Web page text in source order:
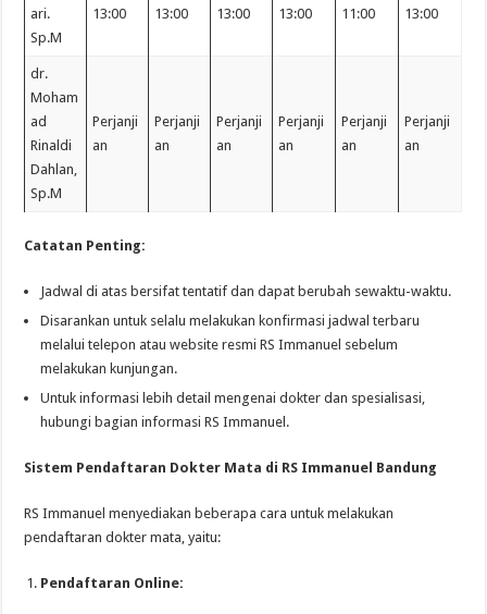
ari.
Sp.M
13:00
13:00
13:00
13:00
11:00
13:00
dr.
Moham
ad
Rinaldi
Dahlan,
Sp.M
Perjanji
an
Perjanji
an
Perjanji
an
Perjanji
an
Perjanji
an
Perjanji
an
Catatan Penting:
Jadwal di atas bersifat tentatif dan dapat berubah sewaktu-waktu.
Disarankan untuk selalu melakukan konfirmasi jadwal terbaru
melalui telepon atau website resmi RS Immanuel sebelum
melakukan kunjungan.
Untuk informasi lebih detail mengenai dokter dan spesialisasi,
hubungi bagian informasi RS Immanuel.
Sistem Pendaftaran Dokter Mata di RS Immanuel Bandung
RS Immanuel menyediakan beberapa cara untuk melakukan
pendaftaran dokter mata, yaitu:
Pendaftaran Online: